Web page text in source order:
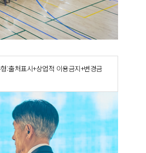
:출처표시+상업적 이용금지+변경금